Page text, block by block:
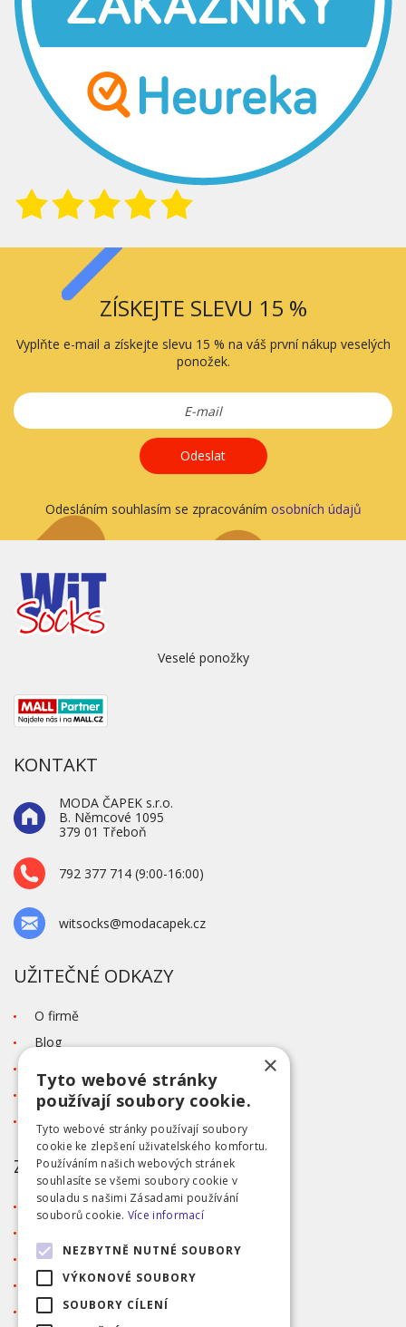
ZÍSKEJTE SLEVU 15 %
Vyplňte e-mail a získejte slevu 15 % na váš první nákup veselých
ponožek.
Odeslat
Odesláním souhlasím se zpracováním osobních údajů
Veselé ponožky
KONTAKT
MODA ČAPEK s.r.o.
B. Němcové 1095
379 01 Třeboň
792 377 714 (9:00-16:00)
witsocks@modacapek.cz
UŽITEČNÉ ODKAZY
O firmě
Blog
Tabulka velikostí
Ochrana osobních údajů GDPR
ZÁKAZNICKÝ SERVIS
Obchodní podmínky
Reklamace
Přihlášení
Registrace
×
Tyto webové stránky
používají soubory cookie.
Tyto webové stránky používají soubory
cookie ke zlepšení uživatelského komfortu.
Používáním našich webových stránek
souhlasíte se všemi soubory cookie v
souladu s našimi Zásadami používání
souborů cookie. Více informací
NEZBYTNĚ NUTNÉ SOUBORY
VÝKONOVÉ SOUBORY
SOUBORY CÍLENÍ